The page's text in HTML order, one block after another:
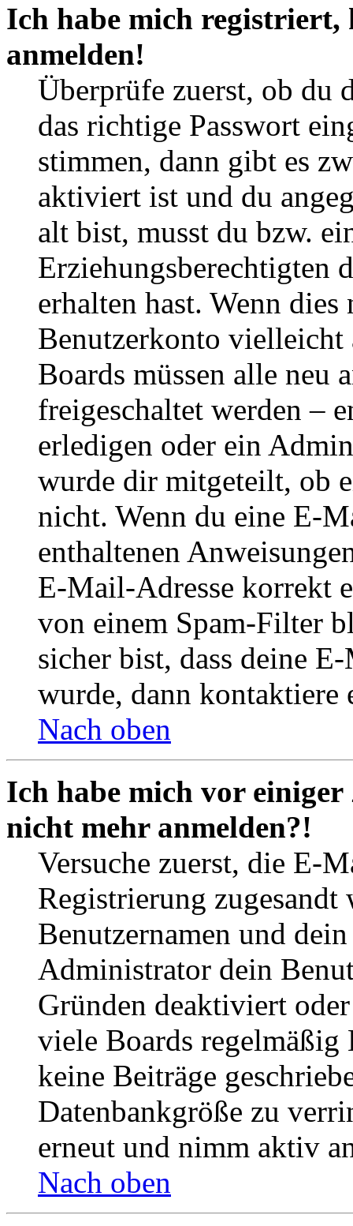
Ich habe mich
anmelden!
Überprüfe zuerst, ob du
das richtige Passwort
stimmen, dann gibt es
aktiviert ist und du
alt bist, musst du bzw.
Erziehungsberechtigten
erhalten hast. Wenn
Benutzerkonto
Boards müssen alle neu
freigeschaltet werden –
erledigen oder ein
wurde dir mitgeteilt, ob
nicht. Wenn du eine E-
enthaltenen
E-Mail-Adresse korrekt
von einem Spam-Filter
sicher bist, dass deine
wurde, dann kontaktiere
Nach oben
Ich habe mich vor
nicht mehr anmelden?!
Versuche zuerst, die E-
Registrierung
Benutzernamen und
Administrator dein
Gründen deaktiviert
viele Boards
keine Beiträge
Datenbankgröße zu
erneut und nimm aktiv
Nach oben